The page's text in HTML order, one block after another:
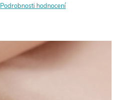
Podrobnosti hodnocení